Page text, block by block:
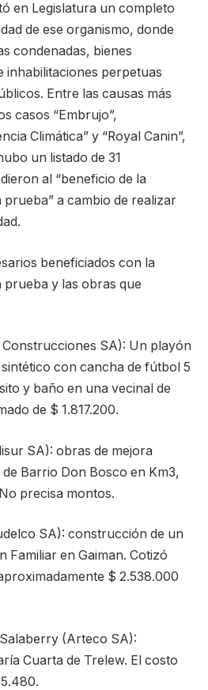
en Legislatura un completo
de ese organismo, donde
condenadas, bienes
inhabilitaciones perpetuas
Entre las causas más
casos “Embrujo”,
Climática” y “Royal Canin”,
un listado de 31
al “beneficio de la
prueba” a cambio de realizar
beneficiados con la
prueba y las obras que
Construcciones SA): Un playón
con cancha de fútbol 5
y baño en una vecinal de
de $ 1.817.200.
SA): obras de mejora
Barrio Don Bosco en Km3,
precisa montos.
SA): construcción de un
Familiar en Gaiman. Cotizó
$ 2.538.000
(Arteco SA):
Cuarta de Trelew. El costo